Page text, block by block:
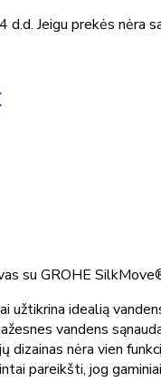
Jeigu prekės nėra
su GROHE
užtikrina idealią
vandens
dizainas nėra vien
pareikšti, jog